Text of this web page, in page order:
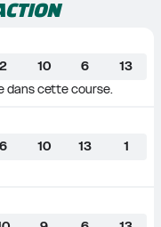
2 10 6
13
dans cette course.
6 10 13
1
!